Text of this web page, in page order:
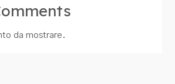
da mostrare.